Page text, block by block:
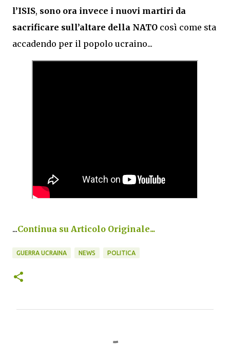
l’ISIS, sono ora invece i nuovi martiri da
sacrificare sull’altare della NATO così come sta
accadendo per il popolo ucraino...
...Continua su Articolo Originale...
GUERRA UCRAINA NEWS POLITICA